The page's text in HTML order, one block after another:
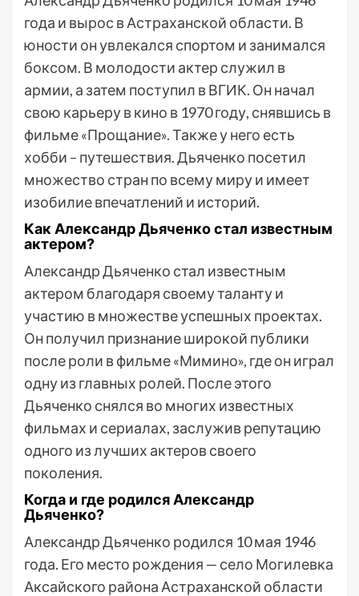
года и вырос в Астраханской области. В
юности он увлекался спортом и занимался
боксом. В молодости актер служил в
армии, а затем поступил в ВГИК. Он начал
свою карьеру в кино в 1970 году, снявшись в
фильме «Прощание». Также у него есть
хобби – путешествия. Дьяченко посетил
множество стран по всему миру и имеет
изобилие впечатлений и историй.
Как Александр Дьяченко стал известным
актером?
Александр Дьяченко стал известным
актером благодаря своему таланту и
участию в множестве успешных проектах.
Он получил признание широкой публики
после роли в фильме «Мимино», где он играл
одну из главных ролей. После этого
Дьяченко снялся во многих известных
фильмах и сериалах, заслужив репутацию
одного из лучших актеров своего
поколения.
Когда и где родился Александр
Дьяченко?
Александр Дьяченко родился 10 мая 1946
года. Его место рождения — село Могилевка
Аксайского района Астраханской области